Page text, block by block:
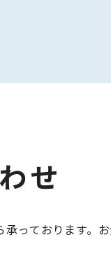
せ
っております。お